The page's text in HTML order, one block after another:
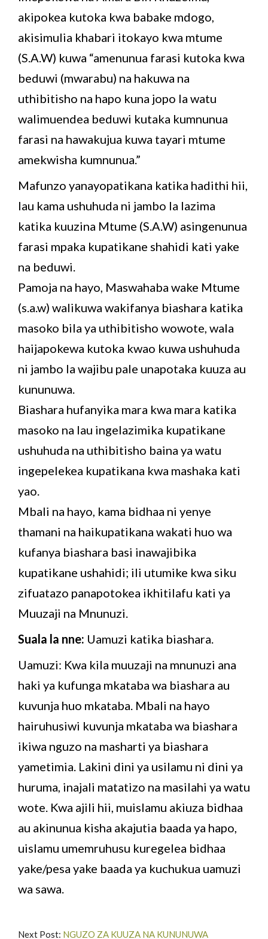
akipokea kutoka kwa babake mdogo,
akisimulia khabari itokayo kwa mtume
(S.A.W) kuwa “amenunua farasi kutoka kwa
beduwi (mwarabu) na hakuwa na
uthibitisho na hapo kuna jopo la watu
walimuendea beduwi kutaka kumnunua
farasi na hawakujua kuwa tayari mtume
amekwisha kumnunua.”
Mafunzo yanayopatikana katika hadithi hii,
lau kama ushuhuda ni jambo la lazima
katika kuuzina Mtume (S.A.W) asingenunua
farasi mpaka kupatikane shahidi kati yake
na beduwi.
Pamoja na hayo, Maswahaba wake Mtume
(s.a.w) walikuwa wakifanya biashara katika
masoko bila ya uthibitisho wowote, wala
haijapokewa kutoka kwao kuwa ushuhuda
ni jambo la wajibu pale unapotaka kuuza au
kununuwa.
Biashara hufanyika mara kwa mara katika
masoko na lau ingelazimika kupatikane
ushuhuda na uthibitisho baina ya watu
ingepelekea kupatikana kwa mashaka kati
yao.
Mbali na hayo, kama bidhaa ni yenye
thamani na haikupatikana wakati huo wa
kufanya biashara basi inawajibika
kupatikane ushahidi; ili utumike kwa siku
zifuatazo panapotokea ikhitilafu kati ya
Muuzaji na Mnunuzi.
Suala la nne: Uamuzi katika biashara.
Uamuzi: Kwa kila muuzaji na mnunuzi ana
haki ya kufunga mkataba wa biashara au
kuvunja huo mkataba. Mbali na hayo
hairuhusiwi kuvunja mkataba wa biashara
ikiwa nguzo na masharti ya biashara
yametimia. Lakini dini ya usilamu ni dini ya
huruma, inajali matatizo na masilahi ya watu
wote. Kwa ajili hii, muislamu akiuza bidhaa
au akinunua kisha akajutia baada ya hapo,
uislamu umemruhusu kuregelea bidhaa
yake/pesa yake baada ya kuchukua uamuzi
wa sawa.
Next Post: NGUZO ZA KUUZA NA KUNUNUWA